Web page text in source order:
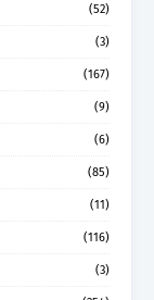
(52)
(3)
(167)
(9)
(6)
(85)
(11)
(116)
(3)